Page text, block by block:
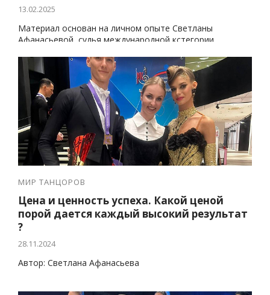
13.02.2025
Материал основан на личном опыте Светланы
Афанасьевой, судья международной кстегории
призеров Блэкпулла, International, UK Championship.
МИР ТАНЦОРОВ
Цена и ценность успеха. Какой ценой
порой дается каждый высокий результат
?
28.11.2024
Автор: Светлана Афанасьева